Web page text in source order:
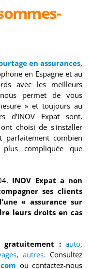
en assurances,
en Espagne et au
avec les meilleurs
permet de vous
» et toujours au
d’INOV Expat sont,
choisi de s'installer
parfaitement combien
compliquée que
INOV Expat a non
ses clients
« assurance sur
leurs droits en cas
gratuitement : auto,
, autres. Consultez
ou contactez-nous